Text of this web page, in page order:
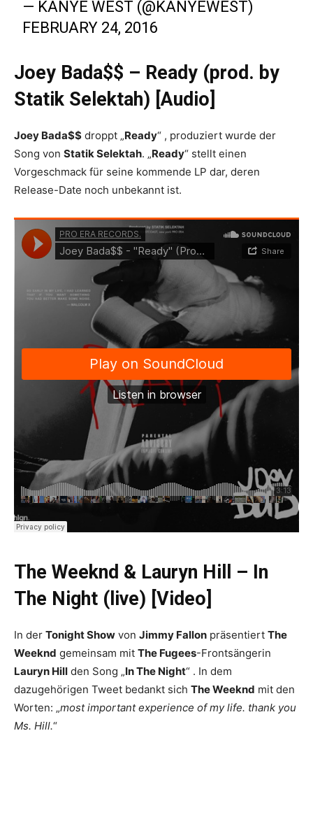
— KANYE WEST (@KANYEWEST)
FEBRUARY 24, 2016
Joey Bada$$ – Ready (prod. by
Statik Selektah) [Audio]
Joey Bada$$ droppt „Ready“ , produziert wurde der
Song von Statik Selektah. „Ready“ stellt einen
Vorgeschmack für seine kommende LP dar, deren
Release-Date noch unbekannt ist.
The Weeknd & Lauryn Hill – In
The Night (live) [Video]
In der Tonight Show von Jimmy Fallon präsentiert The
Weeknd gemeinsam mit The Fugees-Frontsängerin
Lauryn Hill den Song „In The Night“ . In dem
dazugehörigen Tweet bedankt sich The Weeknd mit den
Worten: „most important experience of my life. thank you
Ms. Hill.“